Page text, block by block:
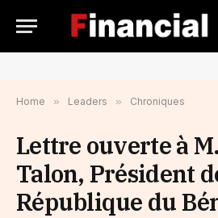
Home » Leaders » Chroniques
Lettre ouverte à
Talon, Président
République du